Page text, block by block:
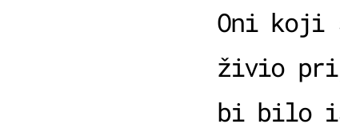
Oni koji
živio
bi bilo